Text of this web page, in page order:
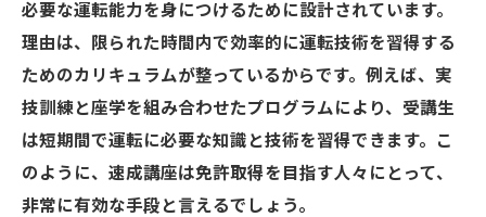
必要な運転能力を身につけるために設計されています。
理由は、限られた時間内で効率的に運転技術を習得する
ためのカリキュラムが整っているからです。例えば、実
技訓練と座学を組み合わせたプログラムにより、受講生
は短期間で運転に必要な知識と技術を習得できます。こ
のように、速成講座は免許取得を目指す人々にとって、
非常に有効な手段と言えるでしょう。